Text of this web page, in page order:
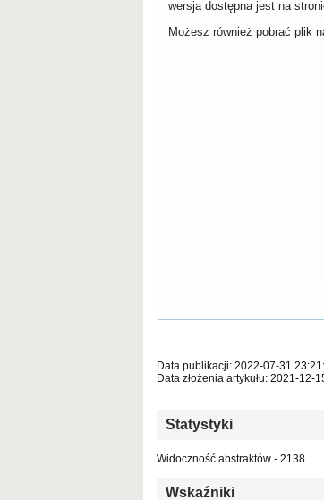
wersja dostępna jest na
Możesz również pobrać plik
Data publikacji: 2022-07-31
Data złożenia artykułu: 2021-12-
Statystyki
Widoczność abstraktów - 2138
Wskaźniki